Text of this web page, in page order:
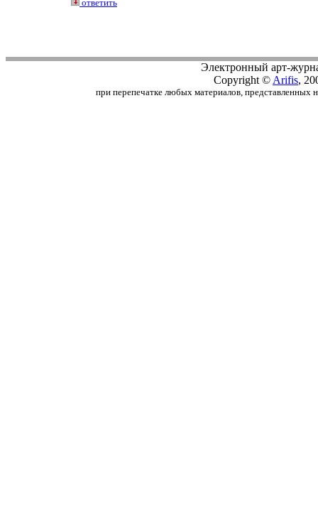
ответить
Электронный арт-
Copyright © Arifis,
при перепечатке любых материалов, представленных